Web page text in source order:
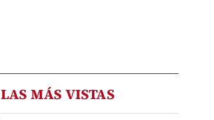
LAS MÁS VISTAS